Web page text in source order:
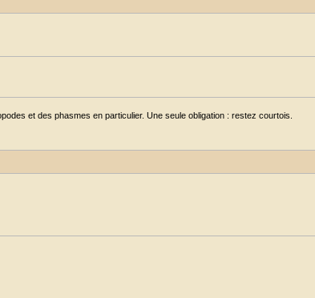
et des phasmes en particulier. Une seule obligation : restez courtois.